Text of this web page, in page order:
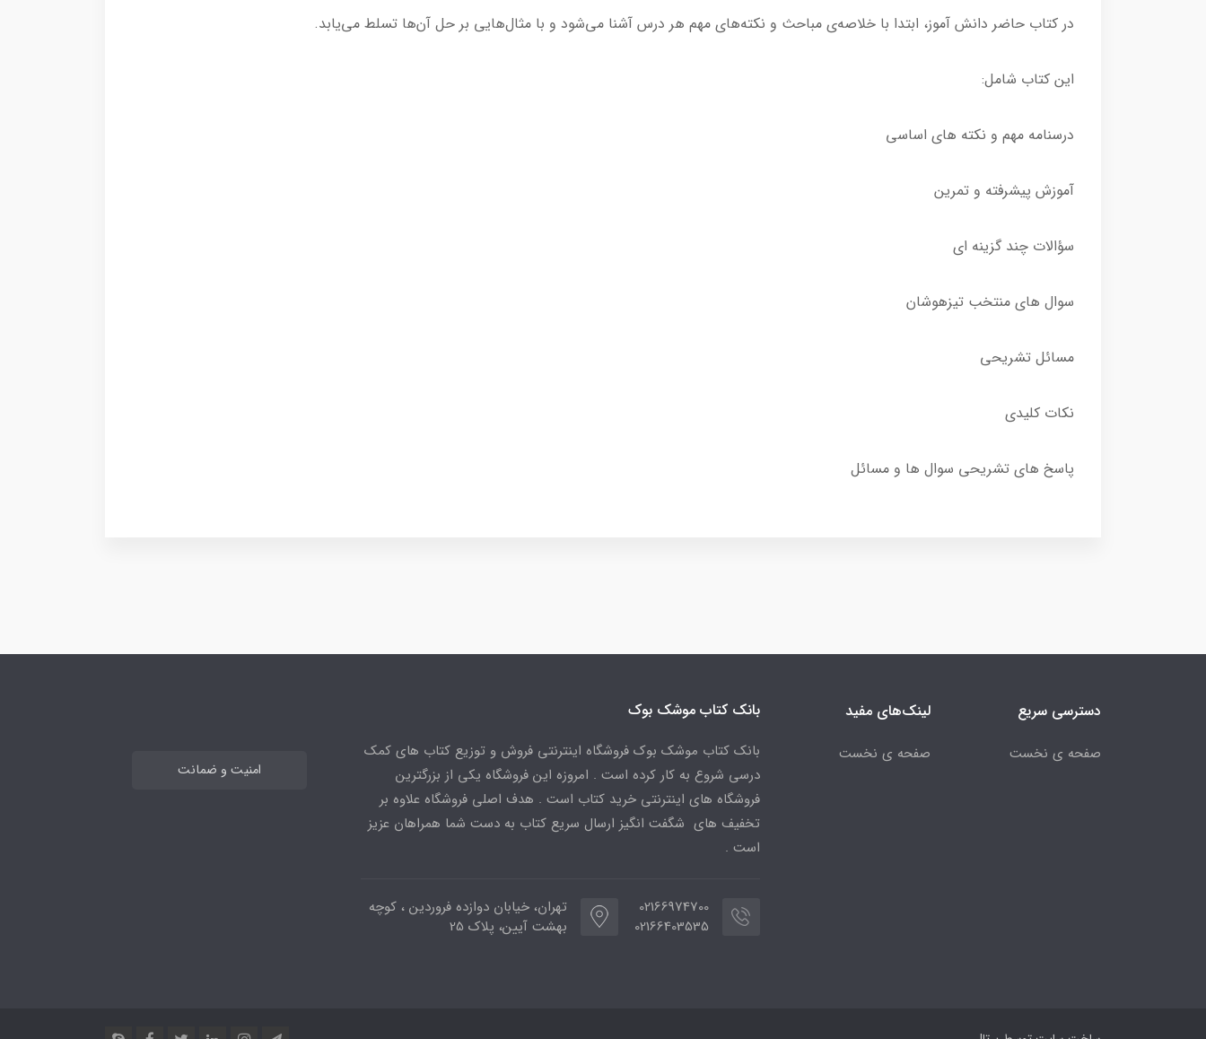
در کتاب حاضر دانش آموز، ابتدا با خلاصه‌ی مباحث و نکته‌های مهم هر درس آشنا می‌شود و با مثال‌هایی بر حل آن‌ها تسلط می‌یابد.
این کتاب شامل:
درسنامه مهم و نکته های اساسی
آموزش پیشرفته و تمرین
سؤالات چند گزینه ای
سوال های منتخب تیزهوشان
مسائل تشریحی
نکات کلیدی
پاسخ های تشریحی سوال ها و مسائل
دسترسی سریع
صفحه ی نخست
لینک‌های مفید
صفحه ی نخست
بانک کتاب موشک بوک
بانک کتاب موشک بوک فروشگاه اینترنتی فروش و توزیع کتاب های کمک
درسی شروع به کار کرده است . امروزه این فروشگاه یکی از بزرگترین
فروشگاه های اینترنتی خرید کتاب است . هدف اصلی فروشگاه علاوه بر
تخفیف های شگفت انگیز ارسال سریع کتاب به دست شما همراهان عزیز
است .
02166974700
02166403535
تهران، خیابان دوازده فروردین ، کوچه
بهشت آیین، پلاک 25
امنیت و ضمانت